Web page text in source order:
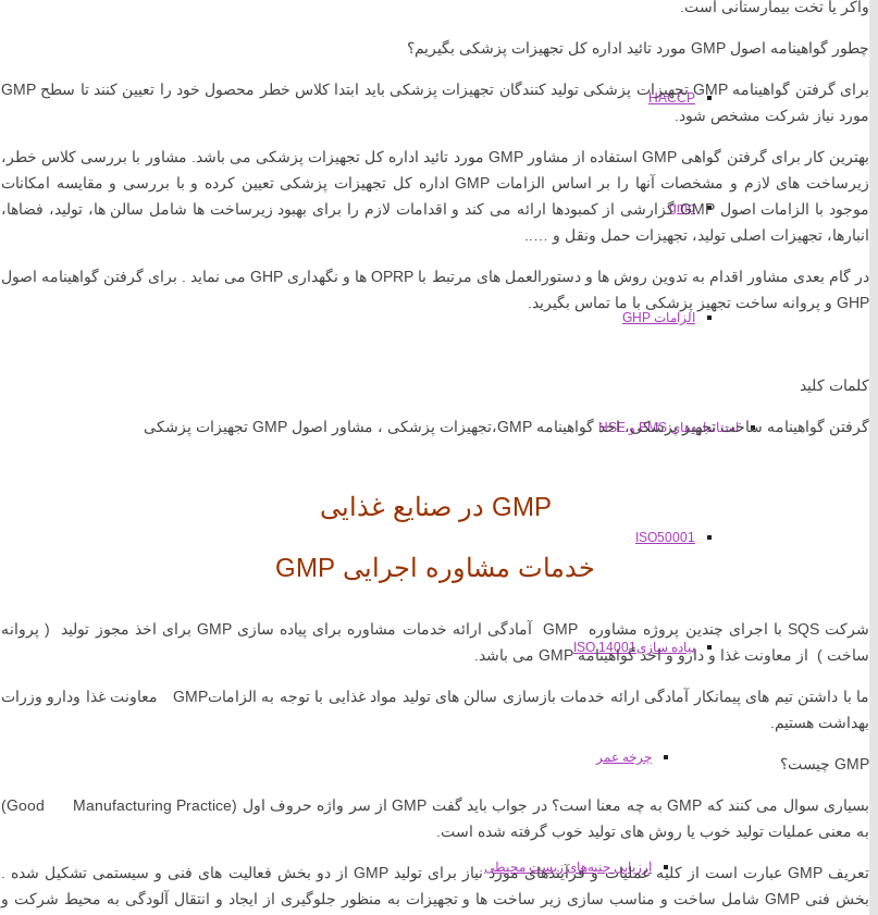
HACCP
gmp
الزامات GHP
استانداردهای EMS و HSE
ISO50001
پیاده سازی14001 ISO
چرخه عمر
ارزیابی جنبه‌های زیست محیطی
واکر یا تخت بیمارستانی است.
چطور گواهینامه اصول GMP مورد تائید اداره کل تجهیزات پزشکی بگیریم؟
برای گرفتن گواهینامه GMP تجهیزات پزشکی تولید کنندگان تجهیزات پزشکی باید ابتدا کلاس خطر محصول خود را تعیین کنند تا سطح GMP
مورد نیاز شرکت مشخص شود.
بهترین کار برای گرفتن گواهی GMP استفاده از مشاور GMP مورد تائید اداره کل تجهیزات پزشکی می باشد. مشاور با بررسی کلاس خطر،
زیرساخت های لازم و مشخصات آنها را بر اساس الزامات GMP اداره کل تجهیزات پزشکی تعیین کرده و با بررسی و مقایسه امکانات
موجود با الزامات اصول GMP گزارشی از کمبودها ارائه می کند و اقدامات لازم را برای بهبود زیرساخت ها شامل سالن ها، تولید، فضاها،
انبارها، تجهیزات اصلی تولید، تجهیزات حمل ونقل و …..
در گام بعدی مشاور اقدام به تدوین روش ها و دستورالعمل های مرتبط با OPRP ها و نگهداری GHP می نماید . برای گرفتن گواهینامه اصول
GHP و پروانه ساخت تجهیز پزشکی با ما تماس بگیرید.
کلمات کلید
گرفتن گواهینامه ساخت تجهیز پزشکی، اخذ گواهینامه GMP،تجهیزات پزشکی ، مشاور اصول GMP تجهیزات پزشکی
GMP در صنایع غذایی
خدمات مشاوره اجرایی GMP
شرکت SQS با اجرای چندین پروژه مشاوره GMP آمادگی ارائه خدمات مشاوره برای پیاده سازی GMP برای اخذ مجوز تولید ( پروانه
ساخت ) از معاونت غذا و دارو و اخذ گواهینامه GMP می باشد.
ما با داشتن تیم های پیمانکار آمادگی ارائه خدمات بازسازی سالن های تولید مواد غذایی با توجه به الزاماتGMP معاونت غذا ودارو وزرات
بهداشت هستیم.
GMP چیست؟
بسیاری سوال می کنند که GMP به چه معنا است؟ در جواب باید گفت GMP از سر واژه حروف اول (Good Manufacturing Practice)
به معنی عملیات تولید خوب یا روش های تولید خوب گرفته شده است.
تعریف GMP عبارت است از کلیه عملیات و فرآیندهای مورد نیاز برای تولید GMP از دو بخش فعالیت های فنی و سیستمی تشکیل شده .
بخش فنی GMP شامل ساخت و مناسب سازی زیر ساخت ها و تجهیزات به منظور جلوگیری از ایجاد و انتقال آلودگی به محیط شرکت و